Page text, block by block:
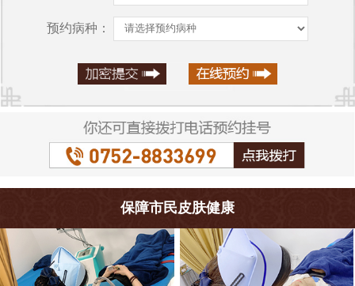
预约病种：
保障市民皮肤健康